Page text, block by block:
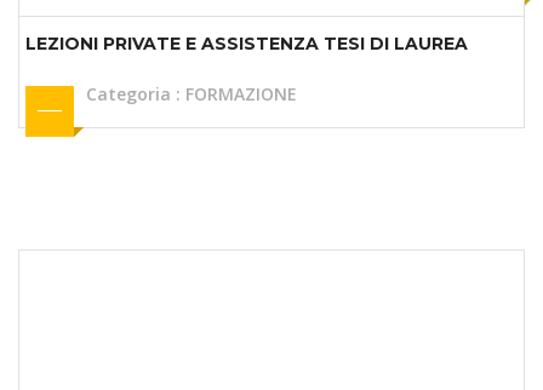
LEZIONI PRIVATE E ASSISTENZA TESI DI LAUREA
Categoria : FORMAZIONE